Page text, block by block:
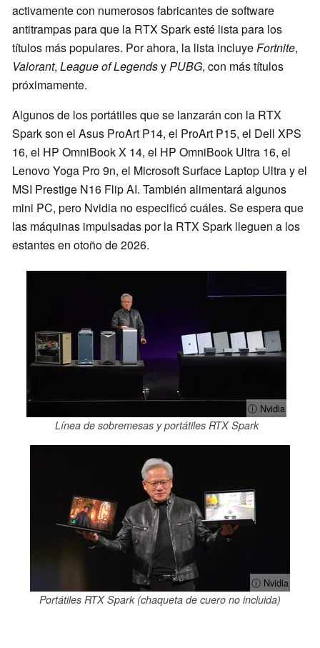
activamente con numerosos fabricantes de software
antitrampas para que la RTX Spark esté lista para los
títulos más populares. Por ahora, la lista incluyeFortnite,
Valorant, League of LegendsyPUBG, con más títulos
próximamente.
Algunos de los portátiles que se lanzarán con la RTX
Spark son el Asus ProArt P14, el ProArt P15, el Dell XPS
16, el HP OmniBook X 14, el HP OmniBook Ultra 16, el
Lenovo Yoga Pro 9n, el Microsoft Surface Laptop Ultra y el
MSI Prestige N16 Flip AI. También alimentará algunos
mini PC, pero Nvidia no especificó cuáles. Se espera que
las máquinas impulsadas por la RTX Spark lleguen a los
estantes en otoño de 2026.
ⓘ Nvidia
Línea de sobremesas y portátiles RTX Spark
ⓘ Nvidia
Portátiles RTX Spark (chaqueta de cuero no incluida)